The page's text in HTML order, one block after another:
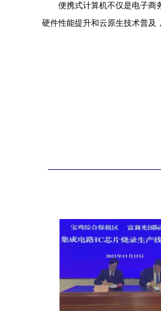
便携式计算机不仅是电子商
硬件性能提升和云原生技术普及